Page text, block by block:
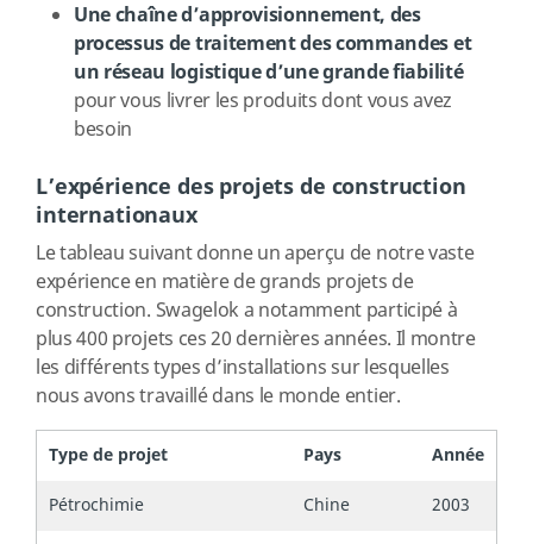
Une chaîne d’approvisionnement, des
processus de traitement des commandes et
un réseau logistique d’une grande fiabilité
pour vous livrer les produits dont vous avez
besoin
L’expérience des projets de construction
internationaux
Le tableau suivant donne un aperçu de notre vaste
expérience en matière de grands projets de
construction. Swagelok a notamment participé à
plus 400 projets ces 20 dernières années. Il montre
les différents types d’installations sur lesquelles
nous avons travaillé dans le monde entier.
Type de projet Pays
Année
Pétrochimie
Chine
2003